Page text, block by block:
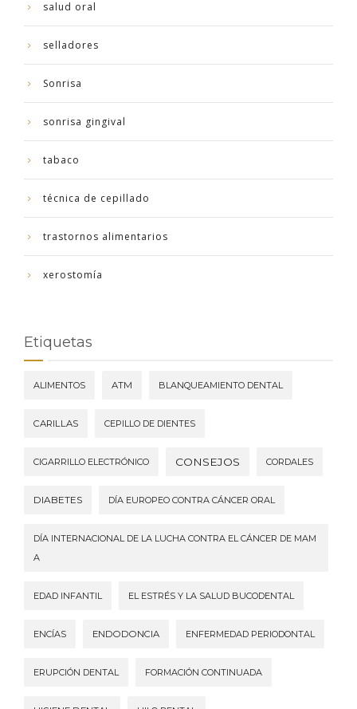
salud oral
selladores
Sonrisa
sonrisa gingival
tabaco
técnica de cepillado
trastornos alimentarios
xerostomía
Etiquetas
ALIMENTOS ATM BLANQUEAMIENTO DENTAL
CARILLAS CEPILLO DE DIENTES
CIGARRILLO ELECTRÓNICO CONSEJOS CORDALES
DIABETES DÍA EUROPEO CONTRA CÁNCER ORAL
DÍA INTERNACIONAL DE LA LUCHA CONTRA EL CÁNCER DE MAM
A
EDAD INFANTIL EL ESTRÉS Y LA SALUD BUCODENTAL
ENCÍAS ENDODONCIA ENFERMEDAD PERIODONTAL
ERUPCIÓN DENTAL FORMACIÓN CONTINUADA